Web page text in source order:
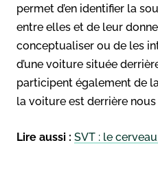
permet d’en identifier la
entre elles et de leur
conceptualiser ou de les
d’une voiture située
participent également de
la voiture est derrière nous
Lire aussi : SVT : le